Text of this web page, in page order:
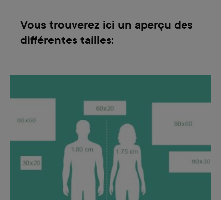
Vous trouverez ici un aperçu des
différentes tailles: